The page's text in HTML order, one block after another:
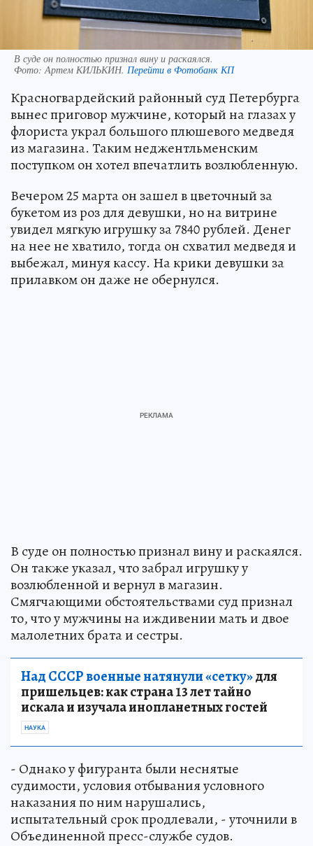
В суде он полностью признал вину и раскаялся.
Фото:Артем КИЛЬКИН. Перейти в Фотобанк КП
Красногвардейский районный суд Петербурга
вынес приговор мужчине, который на глазах у
флориста украл большого плюшевого медведя
из магазина. Таким неджентльменским
поступком он хотел впечатлить возлюбленную.
Вечером 25 марта он зашел в цветочный за
букетом из роз для девушки, но на витрине
увидел мягкую игрушку за 7840 рублей. Денег
на нее не хватило, тогда он схватил медведя и
выбежал, минуя кассу. На крики девушки за
прилавком он даже не обернулся.
В суде он полностью признал вину и раскаялся.
Он также указал, что забрал игрушку у
возлюбленной и вернул в магазин.
Смягчающими обстоятельствами суд признал
то, что у мужчины на иждивении мать и двое
малолетних брата и сестры.
Над СССР военные натянули «сетку»для
пришельцев: как страна 13 лет тайно
искала и изучала инопланетных гостей
НАУКА
- Однако у фигуранта были неснятые
судимости, условия отбывания условного
наказания по ним нарушались,
испытательный срок продлевали, - уточнили в
Объединенной пресс-службе судов.